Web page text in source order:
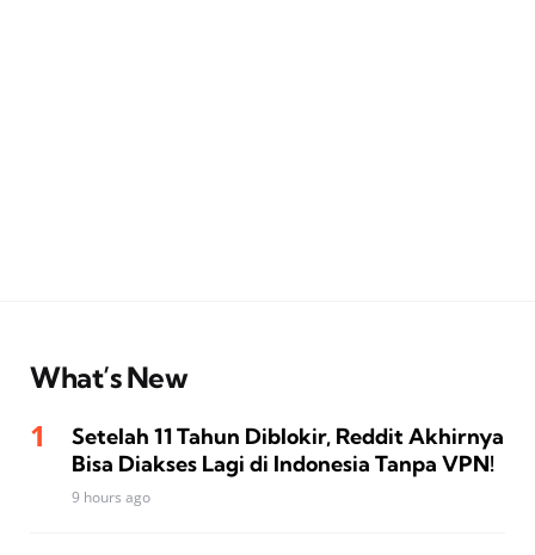
What’s New
Setelah 11 Tahun Diblokir, Reddit Akhirnya
Bisa Diakses Lagi di Indonesia Tanpa VPN!
9 hours ago